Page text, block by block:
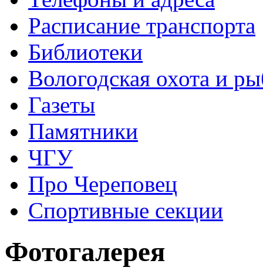
Расписание транспорта
Библиотеки
Вологодская охота и
Газеты
Памятники
ЧГУ
Про Череповец
Спортивные секции
Фотогалерея